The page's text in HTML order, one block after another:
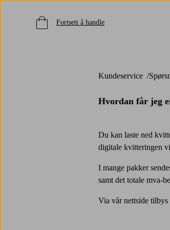
Fortsett å handle
Kundeservice
Hvordan får jeg
Du kan laste ned
digitale kvitteringen
I mange pakker
samt det totale mva-
Via vår nettside